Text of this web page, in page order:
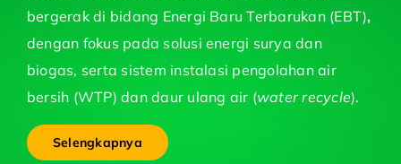
bergerak di bidang Energi Baru Terbarukan (EBT),
dengan fokus pada solusi energi surya dan
biogas, serta sistem instalasi pengolahan air
bersih (WTP) dan daur ulang air (water recycle).
Selengkapnya